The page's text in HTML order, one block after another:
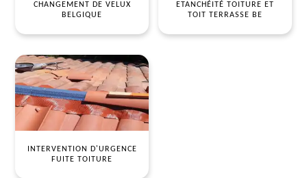
CHANGEMENT DE VELUX
BELGIQUE
ETANCHÉITÉ TOITURE ET
TOIT TERRASSE BE
INTERVENTION D'URGENCE
FUITE TOITURE